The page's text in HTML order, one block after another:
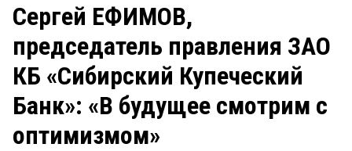
ЗАКОН
НОВОСТИ КОМПАНИЙ
ПРОИСШЕСТВИЯ
СТИЛЬ ЖИЗНИ
Блоги
Архив
Сергей ЕФИМОВ,
председатель правления ЗАО
КБ «Сибирский Купеческий
Банк»: «В будущее смотрим с
оптимизмом»